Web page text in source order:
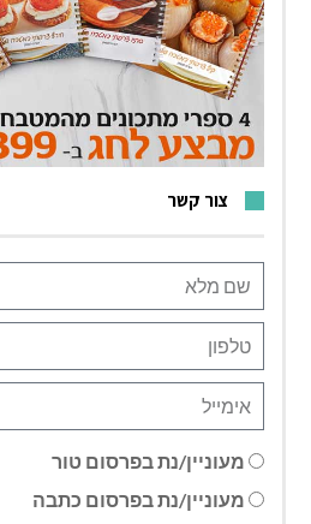
צור קשר
מעוניין/נת בפרסום טור
מעוניין/נת בפרסום כתבה